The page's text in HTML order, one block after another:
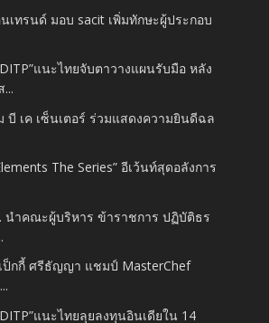
เทรนด์ มอบ sacit เพิ่มทักษะผู้ประกอบ
แนะไทยจับตาวางแผนรับมือ หลัง
บี เค เซ็นเตอร์ ร่วมแสดงความยินดีฉล
The Series” อีเว้นท์สุดอลังการ
นำคณะผู้บริหาร ข้าราชการ ปฏิบัติธร
ป็กกี้ ศรีธัญญา แชมป์ MasterChef
แนะไทยลุยลงทุนอินเดียใน 14